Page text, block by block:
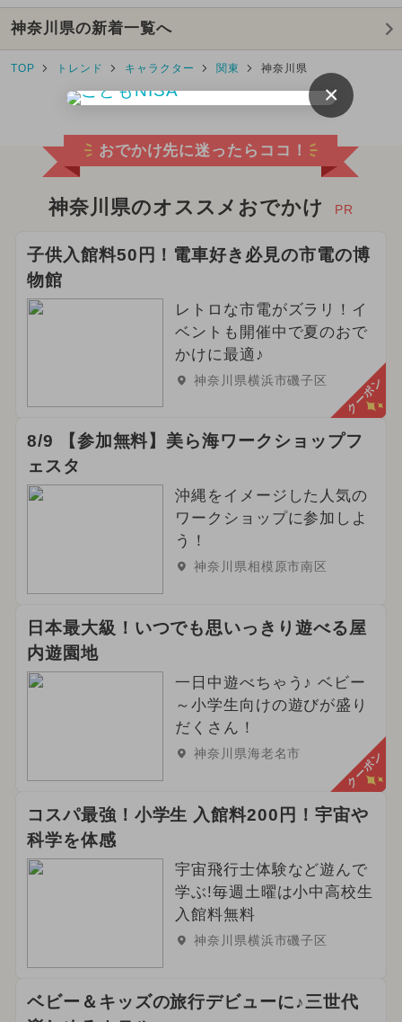
神奈川県の新着一覧へ
TOP トレンド キャラクター 関東 神奈川県
おでかけ先に迷ったらココ！
神奈川県のオススメおでかけ PR
子供入館料50円！電車好き必見の市電の博
物館
レトロな市電がズラリ！イ
ベントも開催中で夏のおで
かけに最適♪
神奈川県横浜市磯子区 クーポン
8/9 【参加無料】美ら海ワークショップフ
ェスタ
沖縄をイメージした人気の
ワークショップに参加しよ
う！
神奈川県相模原市南区
日本最大級！いつでも思いっきり遊べる屋
内遊園地
一日中遊べちゃう♪ ベビー
～小学生向けの遊びが盛り
だくさん！
神奈川県海老名市 クーポン
コスパ最強！小学生 入館料200円！宇宙や
科学を体感
宇宙飛行士体験など遊んで
学ぶ!毎週土曜は小中高校生
入館料無料
神奈川県横浜市磯子区
ベビー＆キッズの旅行デビューに♪三世代
×